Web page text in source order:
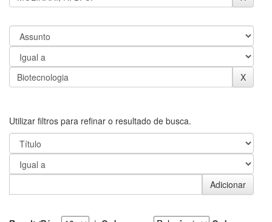
Utilizar filtros para refinar o resultado de busca.